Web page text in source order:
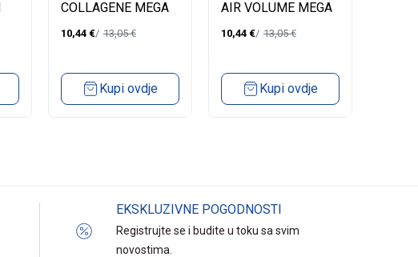
COLLAGENE MEGA
10,44 € 13,05€
Kupi ovdje
AIR VOLUME MEGA
10,44 € 13,05€
Kupi ovdje
EKSKLUZIVNE POGODNOSTI
Registrujte se i budite u toku sa svim
novostima.